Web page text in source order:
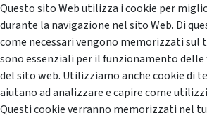
Questo sito Web utilizza i cookie per
durante la navigazione nel sito Web. Di
come necessari vengono memorizzati sul
sono essenziali per il funzionamento
del sito web. Utilizziamo anche cookie di
aiutano ad analizzare e capire come
Questi cookie verranno memorizzati nel